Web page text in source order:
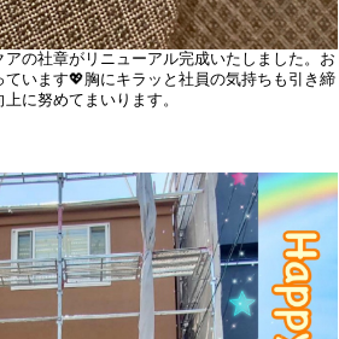
の社章がリニューアル完成いたしました。お
います💖胸にキラッと社員の気持ちも引き締
に努めてまいります。